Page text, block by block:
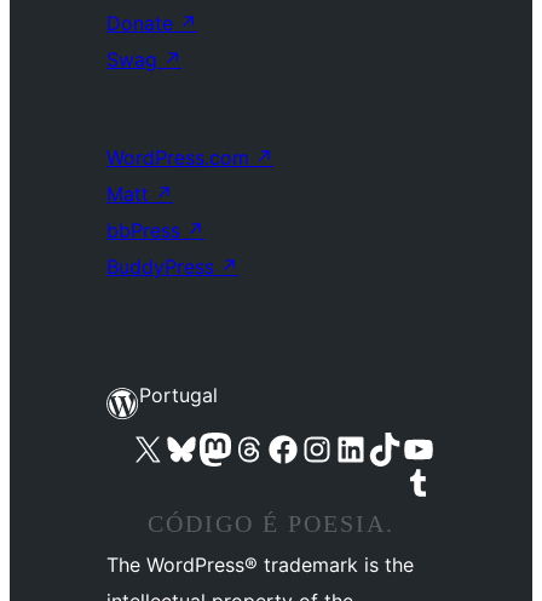
Donate ↗
Swag ↗
WordPress.com ↗
Matt ↗
bbPress ↗
BuddyPress ↗
Portugal
Visite a nossa conta X (antigo Twitter)
Visit our Bluesky account
Visit our Mastodon account
Visit our Threads account
Visite a nossa página do Facebook
Visite a nossa conta no Instagram
Visite a nossa conta no LinkedIn
Visit our TikTok account
Visit our YouTube channel
Visit our Tumblr account
CÓDIGO É POESIA.
The WordPress® trademark is the